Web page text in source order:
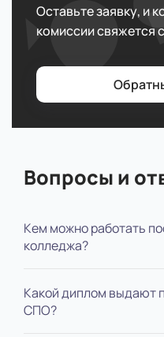
Оставьте заявку, и
комиссии свяжется
Вопросы и
Кем можно работать
колледжа?
Младшие позиции или
сможете
Какой диплом выдают
СПО?